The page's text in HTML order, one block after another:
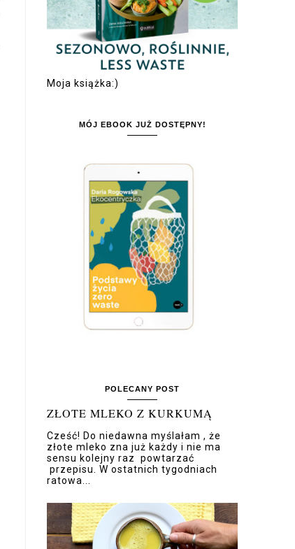
Moja książka:)
MÓJ EBOOK JUŻ DOSTĘPNY!
POLECANY POST
ZŁOTE MLEKO Z KURKUMĄ
Cześć! Do niedawna myślałam , że
złote mleko zna już każdy i nie ma
sensu kolejny raz powtarzać
przepisu. W ostatnich tygodniach
ratowa...